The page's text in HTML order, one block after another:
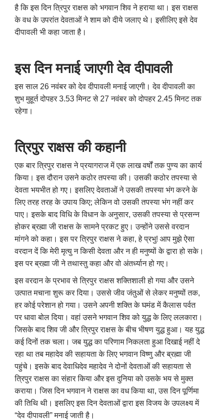
है कि इस दिन त्रिपुर राक्षस को भगवान शिव ने हराया था। इस राक्षस
के वध के उपरांत देवताओं ने शाम को दीये जलाए थे। इसीलिए इसे देव
दीपावली भी कहा जाता है।
इस दिन मनाई जाएगी देव दीपावली
इस साल 26 नवंबर को देव दीपावली मनाई जाएगी। देव दीपावली का
शुभ मुहूर्त दोपहर 3.53 मिनट से 27 नवंबर को दोपहर 2.45 मिनट तक
रहेगा।
त्रिपुर राक्षस की कहानी
एक बार त्रिपुर राक्षस ने प्रयागराज में एक लाख वर्षों तक पुण्य का कार्य
किया। इस दौरान उसने कठोर तपस्या की। उसकी कठोर तपस्या से
देवता भयभीत हो गए। इसलिए देवताओं ने उसकी तपस्या भंग करने के
लिए तरह तरह के उपाय किए; लेकिन वो उसकी तपस्या भंग नहीं कर
पाए। इसके बाद विधि के विधान के अनुसार, उसकी तपस्या से प्रसन्न
होकर ब्रह्मा जी राक्षस के सामने प्रकट हुए। उन्होंने उससे वरदान
मांगने को कहा। इस पर त्रिपुर राक्षस ने कहा, हे प्रभु! आप मुझे ऐसा
वरदान दें कि मेरी मृत्यु न किसी देवता और न ही मनुष्यों के द्वारा हो सके।
इस पर ब्रह्मा जी ने तथास्तु कहा और वो अंतर्ध्यान हो गए।
इस वरदान के प्रभाव से त्रिपुर राक्षस शक्तिशाली हो गया और उसने
उत्पात मचाना शुरू कर दिया। उससे जीव जंतुओं से लेकर मनुष्यों तक,
हर कोई परेशान हो गया। उसने अपनी शक्ति के घमंड में कैलास पर्वत
पर धावा बोल दिया। वहां उसने भगवान शिव को युद्ध के लिए ललकारा।
जिसके बाद शिव जी और त्रिपुर राक्षस के बीच भीषण युद्ध हुआ। यह युद्ध
कई दिनों तक चला। जब युद्ध का परिणाम निकलता हुआ दिखाई नहीं दे
रहा था तब महादेव की सहायता के लिए भगवान विष्णु और ब्रह्मा जी
पहुंचे। इसके बाद देवाधिदेव महादेव ने दोनों देवताओं की सहायता से
त्रिपुर राक्षस का संहार किया और इस दुनिया को उसके भय से मुक्त
कराया। जिस दिन भगवान ने राक्षस का वध किया था, उस दिन पूर्णिमा
की तिथि थी। इसलिए इस दिन देवताओं द्वारा इस विजय के उपलक्ष्य में
“देव दीपावली” मनाई जाती है।